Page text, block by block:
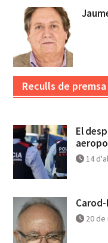
Reculls de premsa
El
14
20 de